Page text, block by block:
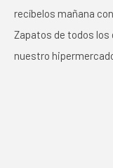
recíbelos mañana
Zapatos de todos
nuestro